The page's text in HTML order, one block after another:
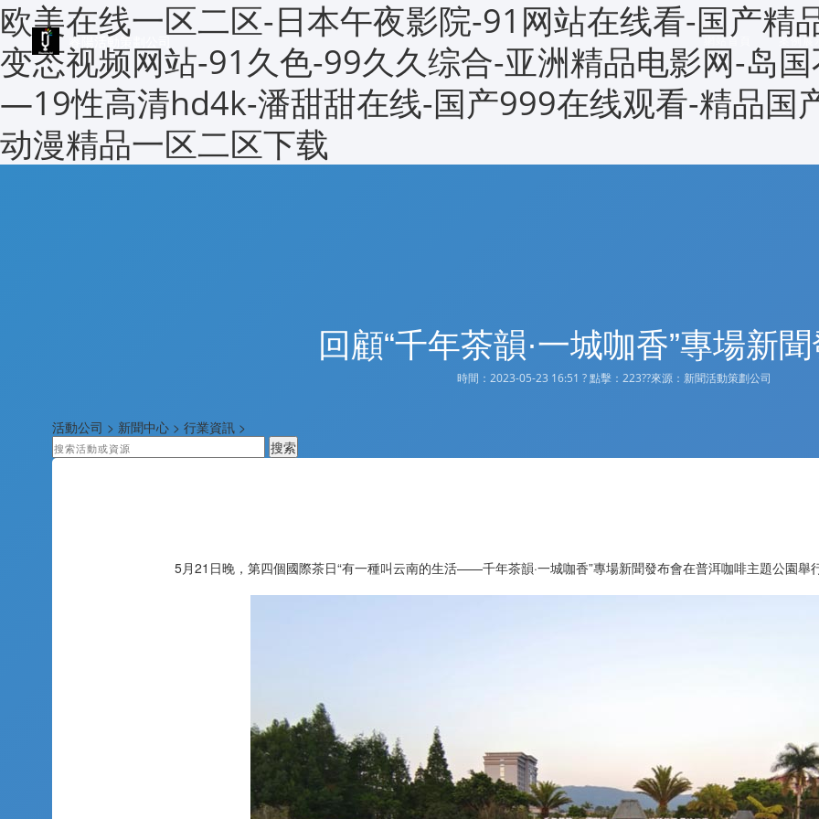
欧美在线一区二区-日本午夜影院-91网站在线看-国产精
变态视频网站-91久色-99久久综合-亚洲精品电影网-岛
—19性高清hd4k-潘甜甜在线-国产999在线观看-精品国
动漫精品一区二区下载
睿陽活動策劃公司 網站首頁 案例展
回顧“千年茶韻·一城咖香”專場新
時間：2023-05-23 16:51 ? 點擊： 223??來源：新聞活動策劃公司
活動公司 > 新聞中心 > 行業資訊 >
5月21日晚，第四個國際茶日“有一種叫云南的生活——千年茶韻·一城咖香”專場新聞發布會在普洱咖啡主題公園舉